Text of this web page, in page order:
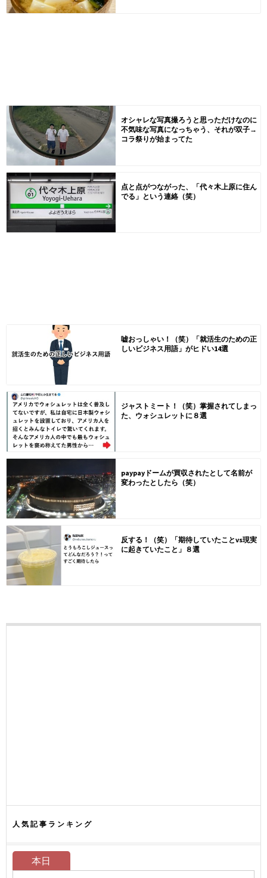
オシャレな写真撮ろうと思っただけなのに
不気味な写真になっちゃう、それが双子→
コラ祭りが始まってた
点と点がつながった、「代々木上原に住ん
でる」という連絡（笑）
嘘おっしゃい！（笑）「就活生のための正
しいビジネス用語」がヒドい14選
ジャストミート！（笑）掌握されてしまっ
た、ウォシュレットに８選
paypayドームが買収されたとして名前が
変わったとしたら（笑）
反する！（笑）「期待していたことvs現実
に起きていたこと」８選
人気記事ランキング
本日